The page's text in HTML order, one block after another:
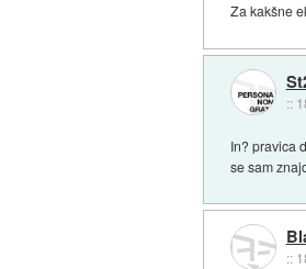
Za kakšne
::
In? pravica
se sam
::